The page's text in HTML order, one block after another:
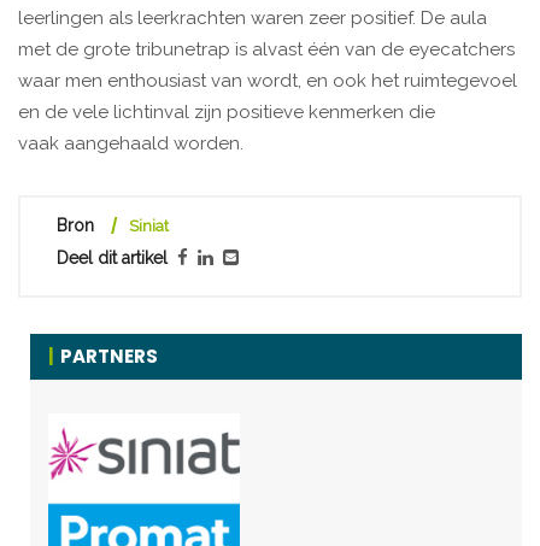
leerlingen als leerkrachten waren zeer positief. De aula
met de grote tribunetrap is alvast één van de eyecatchers
waar men enthousiast van wordt, en ook het ruimtegevoel
en de vele lichtinval zijn positieve kenmerken die
vaak aangehaald worden.
Bron Siniat
Deel dit artikel
PARTNERS